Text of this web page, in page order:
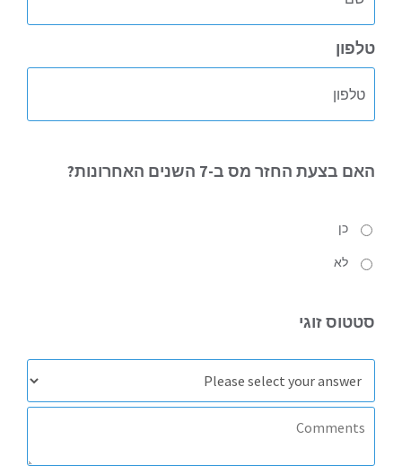
טלפון
האם בצעת החזר מס ב-7 השנים האחרונות?
כן
לא
סטטוסזוגי